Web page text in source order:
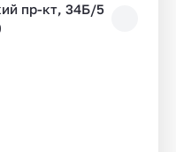
пр-кт, 34Б/5